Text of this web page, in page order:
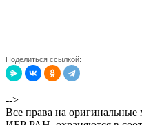
Поделиться ссылкой:
-->
Все права на оригинальные